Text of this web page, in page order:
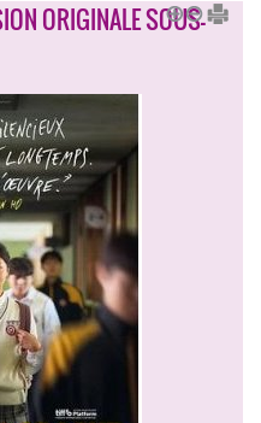
ORIGINALE SOUS-